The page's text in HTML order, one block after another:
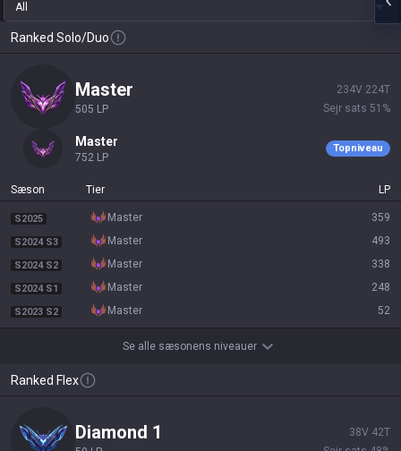
All
Ranked Solo/Duo
master
505 LP
234V 224T
Sejr sats 51 %
master
752 LP
Topniveau
Sæson Tier LP
S2025 master 359
S2024 S3 master 493
S2024 S2 master 338
S2024 S1 master 248
S2023 S2 master 52
Se alle sæsonens niveauer
Ranked Flex
diamond 1 38V 42T